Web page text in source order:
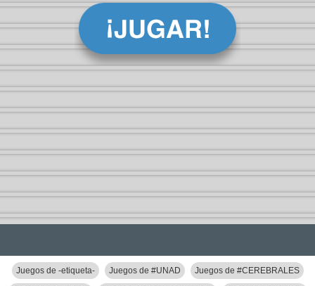
Juegos de -etiqueta- Juegos de #UNAD Juegos de #CEREBRALES